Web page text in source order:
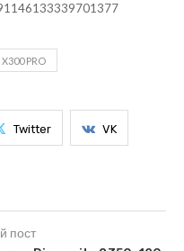
PRO
Twitter VK
пост